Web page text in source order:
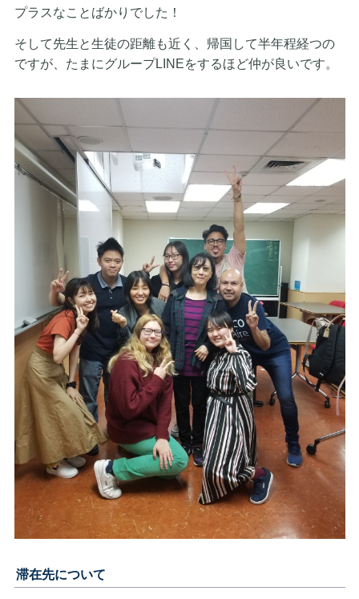
プラスなことばかりでした！
そして先生と生徒の距離も近く、帰国して半年程経つの
ですが、たまにグループLINEをするほど仲が良いです。
滞在先について